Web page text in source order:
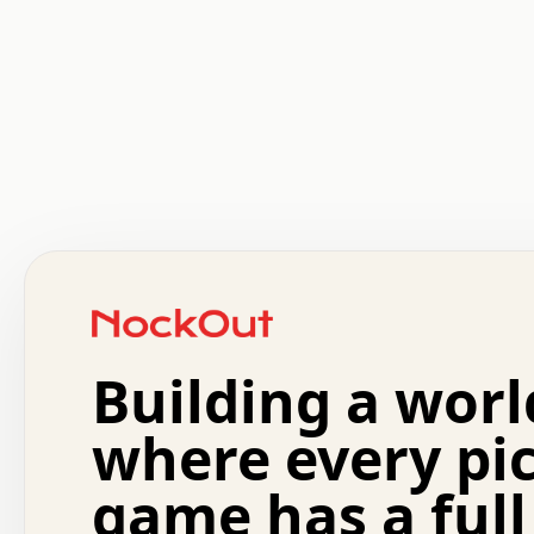
.   +   .   .   o   .   .   .   .   .   .   :   .
.   .   .   o   .   .   .   .   .   .   .   .   x   .
.   .   .   .   +   .   .   .   .   .   .   .   +
.   :   .   .   .   .   .   .   .   .   o   .   .
.   .   .   x   .   .   .   .   .   .   :   .   .   o
.   .   .   .   :   .   .   .   .   o   .   .   .
+   .   .   :   .   .   .   .   .   .   .   .   .
.   .   .   .   .   .   .   :   .   .   .   .   .
Building a
where every
game has a full